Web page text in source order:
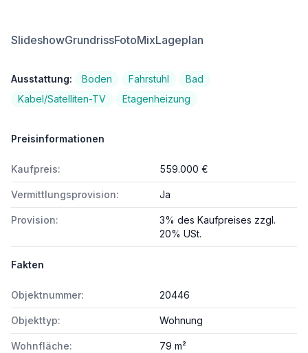
SlideshowGrundrissFotoMixLageplan
Ausstattung: Boden Fahrstuhl
Bad
Kabel/Satelliten-TV
Etagenheizung
Preisinformationen
Kaufpreis: 559.000 €
Vermittlungsprovision: Ja
Provision:
3% des Kaufpreises zzgl.
20% USt.
Fakten
Objektnummer: 20446
Objekttyp: Wohnung
Wohnfläche: 79 m²